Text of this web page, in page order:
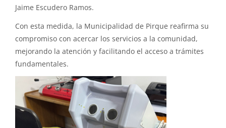
Jaime Escudero Ramos.
Con esta medida, la Municipalidad de Pirque reafirma su
compromiso con acercar los servicios a la comunidad,
mejorando la atención y facilitando el acceso a trámites
fundamentales.